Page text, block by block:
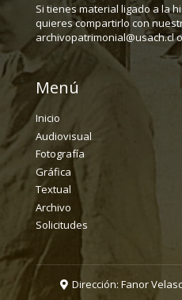
Si tienes material ligado a la
quieres compartirlo con
archivopatrimonial@usach.cl
Menú
Inicio
Audiovisual
Fotografía
Gráfica
Textual
Archivo
Solicitudes
Dirección: Fanor